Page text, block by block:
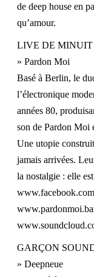
de deep house en
qu’amour.
LIVE DE MINUIT
» Pardon Moi
Basé à Berlin, le
l’électronique
années 80,
son de Pardon Moi
Une utopie
jamais arrivées.
la nostalgie : elle
GARÇON
» Deepneue